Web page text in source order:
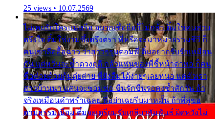
25 views • 10.07.2569
ไม่เคยรักใครแน่หรือ อยากเชื่อถือก็ไม่กล้า ติ๋มใช่คนสวย
ตรึงใจ ติ๋มใช่งามซึ้งตรึงตรา พี่หรือจะมาหมายร่วมชีวี ก็
คนเขาลืออื้อฉาว ว่าสาวๆรุมตอมพี่ ติ๋มอยากรับรักเหมือน
กัน แต่หวั่นจะช้ำดวงฤดี กลัวแฟนของพี่ชี้หน้าด่าทอ ก็คน
ชื่อต๋อยต้อยตุ้มตุ๋ยต่าย พี่ยังลืมได้ง่ายๆเลยหนอ แค่ตัวเรา
สาวบ้านนา แสนจะซอมซ่อ ขืนรักขืนรอคงช้ำสักวัน ถ้า
จริงเหมือนคำพร่ำเฉลย พี่อย่าเฉยรีบมาหมั้น ถ้าพี่สู่ขอ
ตามธรรมเนียม ติ๋มจะเตรียมรับเกลียวสัมพันธ์ ผิดหวังไม่